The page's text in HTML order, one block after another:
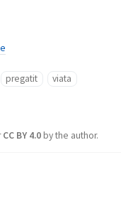
pregatit viata
CC BY 4.0by the author.